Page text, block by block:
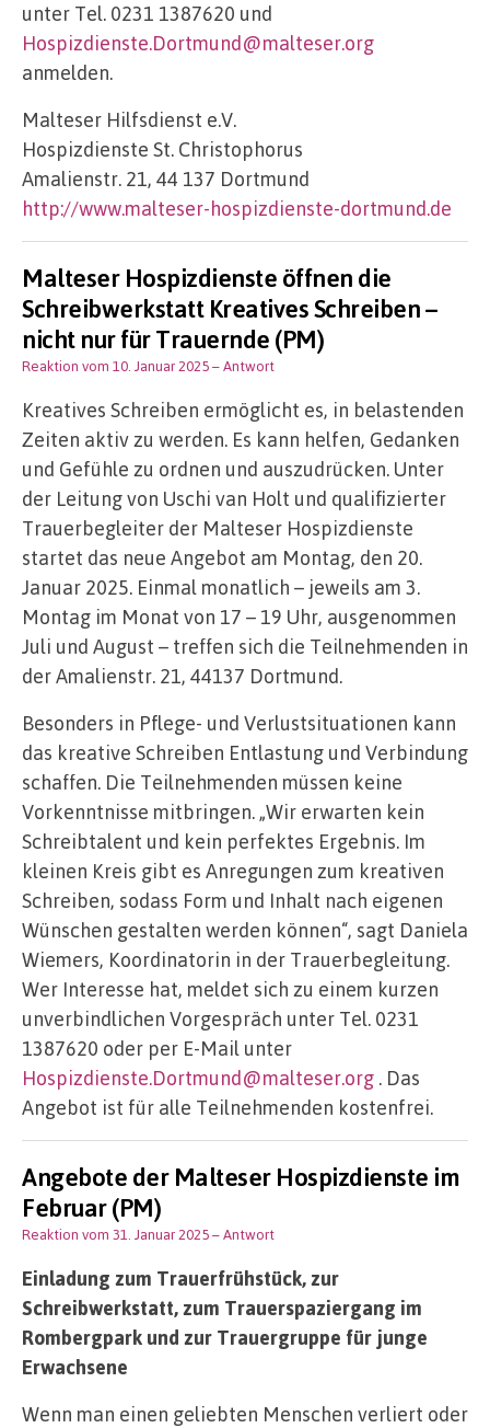
unter Tel. 0231 1387620 und
Hospizdienste.Dortmund@malteser.org
anmelden.
Malteser Hilfsdienst e.V.
Hospizdienste St. Christophorus
Amalienstr. 21, 44 137 Dortmund
http://www.malteser-hospizdienste-dortmund.de
Malteser Hospizdienste öffnen die
Schreibwerkstatt Kreatives Schreiben –
nicht nur für Trauernde (PM)
Reaktion vom 10. Januar 2025– Antwort
Kreatives Schreiben ermöglicht es, in belastenden
Zeiten aktiv zu werden. Es kann helfen, Gedanken
und Gefühle zu ordnen und auszudrücken. Unter
der Leitung von Uschi van Holt und qualifizierter
Trauerbegleiter der Malteser Hospizdienste
startet das neue Angebot am Montag, den 20.
Januar 2025. Einmal monatlich – jeweils am 3.
Montag im Monat von 17 – 19 Uhr, ausgenommen
Juli und August – treffen sich die Teilnehmenden in
der Amalienstr. 21, 44137 Dortmund.
Besonders in Pflege- und Verlustsituationen kann
das kreative Schreiben Entlastung und Verbindung
schaffen. Die Teilnehmenden müssen keine
Vorkenntnisse mitbringen. „Wir erwarten kein
Schreibtalent und kein perfektes Ergebnis. Im
kleinen Kreis gibt es Anregungen zum kreativen
Schreiben, sodass Form und Inhalt nach eigenen
Wünschen gestalten werden können“, sagt Daniela
Wiemers, Koordinatorin in der Trauerbegleitung.
Wer Interesse hat, meldet sich zu einem kurzen
unverbindlichen Vorgespräch unter Tel. 0231
1387620 oder per E-Mail unter
Hospizdienste.Dortmund@malteser.org . Das
Angebot ist für alle Teilnehmenden kostenfrei.
Angebote der Malteser Hospizdienste im
Februar (PM)
Reaktion vom 31. Januar 2025– Antwort
Einladung zum Trauerfrühstück, zur
Schreibwerkstatt, zum Trauerspaziergang im
Rombergpark und zur Trauergruppe für junge
Erwachsene
Wenn man einen geliebten Menschen verliert oder